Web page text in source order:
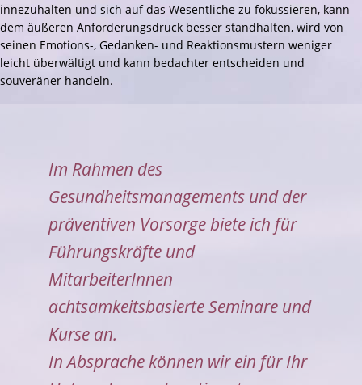
innezuhalten und sich auf das Wesentliche zu fokussieren, kann
dem äußeren Anforderungsdruck besser standhalten, wird von
seinen Emotions-, Gedanken- und Reaktionsmustern weniger
leicht überwältigt und kann bedachter entscheiden und
souveräner handeln.
Im Rahmen des
Gesundheitsmanagements und der
präventiven Vorsorge biete ich für
Führungskräfte und
MitarbeiterInnen
achtsamkeitsbasierte Seminare und
Kurse an.
In Absprache können wir ein für Ihr